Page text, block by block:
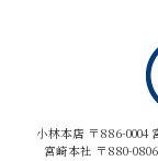
小林本店 〒886-0004
宮崎本社 〒880-